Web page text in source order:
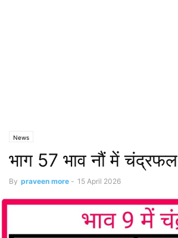
News
भाग 57 भाव नौं में चंद्रफल
By praveen more - 15 April 2026